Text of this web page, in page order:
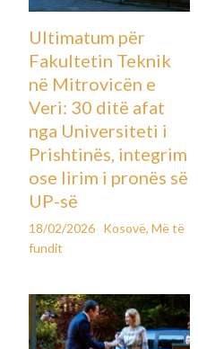
Aksion i madh
qytete/
gjenden
pajisje për
Koha e parashikuar e leximit: